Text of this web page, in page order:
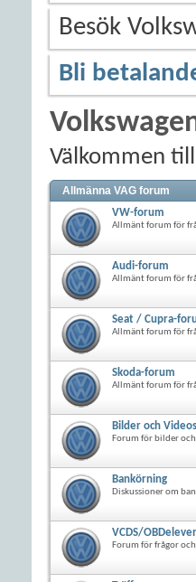
Besök
Bli
Välkommen
Allmänna VAG forum
VW-forum
Allmänt forum för
Audi-forum
Allmänt forum för
Seat / Cupra-
Allmänt forum för
Skoda-forum
Allmänt forum för
Bilder och Videos
Forum för bilder
Bankörning
Diskussioner om
VCDS/
Forum för frågor